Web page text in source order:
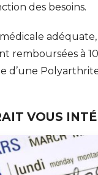
des besoins.
adéquate,
remboursées à
d’une
VOUS